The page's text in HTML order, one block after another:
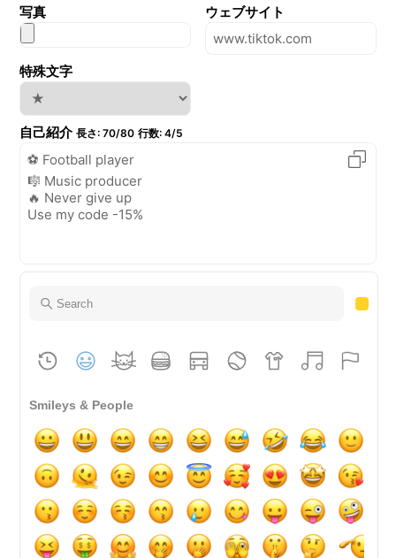
写真 ウェブサイト
特殊文字
自己紹介 長さ : 70/80 行数: 4/5
Smileys & People